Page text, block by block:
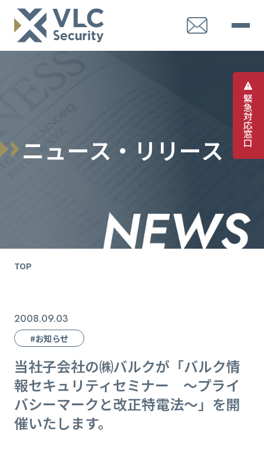
緊
急
対
応
窓
口
ニュース ・ リ リ ース
TOP
2008.09.03
#お知らせ
当社子会社の㈱バルクが「バルク情
報セキュリティセミナー ～プライ
バシーマークと改正特電法～」を開
催いたします。